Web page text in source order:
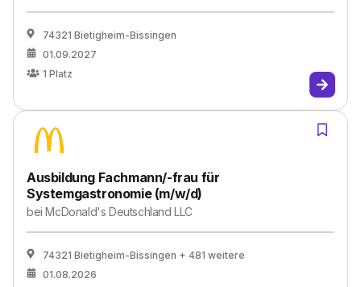
74321 Bietigheim-Bissingen
01.09.2027
1 Platz
Ausbildung Fachmann/-frau für
Systemgastronomie (m/w/d)
beiMcDonald's Deutschland LLC
74321 Bietigheim-Bissingen + 481 weitere
01.08.2026